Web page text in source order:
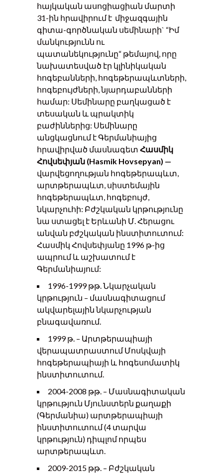
հայկական ասոցիացիան մարտի
31-ին հրավիրում է միջազգային
գիտա-գործնական սեմինարի` “Իմ
մանկությունն ու
պատանեկությունը“ թեմայով, որը
նախատեսված էր կլինիկական
հոգեբանների, հոգեթերապևտների,
հոգեբույժների, նյարդաբանների
համար: Սեմինարը բաղկացած է
տեսական և պրակտիկ
բաժիններից: Սեմինարը
անցկացնում է Գերմանիայից
հրավիրված մասնագետ Հասմիկ
Հովսեփյան (Hasmik Hovsepyan) —
վարվեցողության հոգեթերապևտ,
արտթերապևտ, սիստեմային
հոգեթերապևտ, հոգեբույժ,
նկարչուհի: Բժշկական կրթությունը
նա ստացել է Երևանի Մ. Հերացու
անվան բժշկական ինստիտուտում:
Հասմիկ Հովսեփյանը 1996 թ-ից
ապրում և աշխատում է
Գերմանիայում:
1996-1999 թթ. Նկարչական
կրթություն – մասնագիտացում
ակվարելային նկարչության
բնագավառում.
1999 թ. – Արտթերապիայի
վերապատրաստում Մոսկվայի
հոգեթերապիայի և հոգեսոմատիկ
ինստիտուտում.
2004-2008 թթ. – Մասնագիտական
կրթություն Մյունստերն քաղաքի
(Գերմանիա) արտթերապիայի
ինստիտուտում (4 տարվա
կրթություն) դիպլոմ որպես
արտթերապևտ.
2009-2015 թթ. – Բժշկական